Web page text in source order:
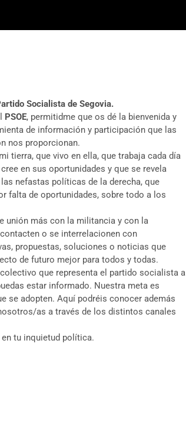
Socialista de Segovia.
PSOE, permitidme que os dé la bienvenida y
de información y participación que las
nos proporcionan.
tierra, que vivo en ella, que trabaja cada día
en sus oportunidades y que se revela
nefastas políticas de la derecha, que
falta de oportunidades, sobre todo a los
unión más con la militancia y con la
o se interrelacionen con
propuestas, soluciones o noticias que
de futuro mejor para todos y todas.
que representa el partido socialista a
estar informado. Nuestra meta es
se adopten. Aquí podréis conocer además
as a través de los distintos canales
tu inquietud política.